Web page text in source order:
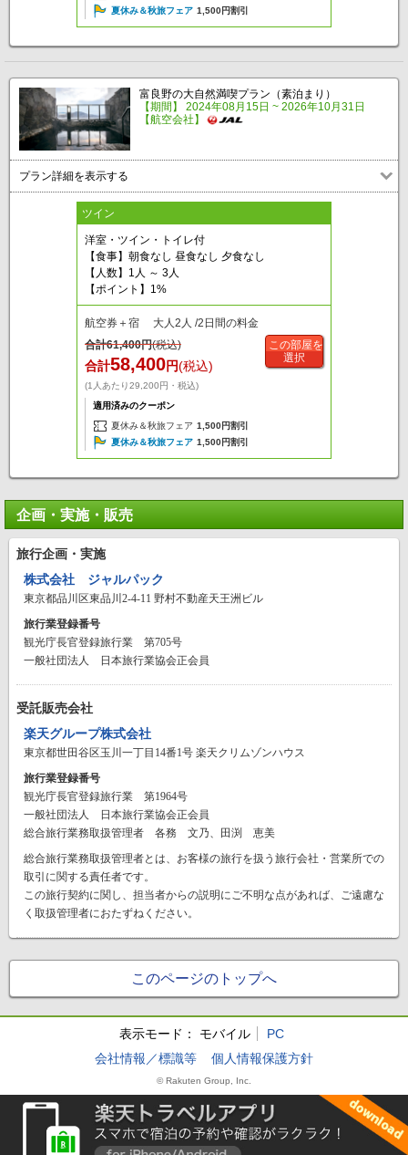
夏休み＆秋旅フェア 1,500円割引
富良野の大自然満喫プラン（素泊まり）
【期間】 2024年08月15日 ~ 2026年10月31日
【航空会社】
プラン詳細を表示する
ツイン
洋室・ツイン・トイレ付
【食事】朝食なし 昼食なし 夕食なし
【人数】1人 ～ 3人
【ポイント】1%
航空券＋宿 大人2人 /2日間の料金
合計61,400円(税込)
合計58,400円(税込)
(1人あたり29,200円・税込)
適用済みのクーポン
夏休み＆秋旅フェア 1,500円割引
夏休み＆秋旅フェア 1,500円割引
この部屋を
選択
企画・実施・販売
旅行企画・実施
株式会社 ジャルパック
東京都品川区東品川2-4-11 野村不動産天王洲ビル
旅行業登録番号
観光庁長官登録旅行業 第705号
一般社団法人 日本旅行業協会正会員
受託販売会社
楽天グループ株式会社
東京都世田谷区玉川一丁目14番1号 楽天クリムゾンハウス
旅行業登録番号
観光庁長官登録旅行業 第1964号
一般社団法人 日本旅行業協会正会員
総合旅行業務取扱管理者 各務 文乃、田渕 恵美
総合旅行業務取扱管理者とは、お客様の旅行を扱う旅行会社・営業所での
取引に関する責任者です。
この旅行契約に関し、担当者からの説明にご不明な点があれば、ご遠慮な
く取扱管理者におたずねください。
このページのトップへ
表示モード： モバイル
PC
会社情報／標識等
個人情報保護方針
© Rakuten Group, Inc.